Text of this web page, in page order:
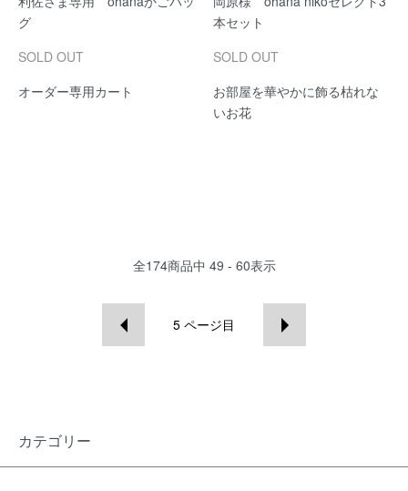
グ
SOLD OUT
オーダー専用カート
本セット
SOLD OUT
お部屋を華やかに飾る枯れな
いお花
全174商品中 49 - 60表示
5 ページ目
カテゴリー